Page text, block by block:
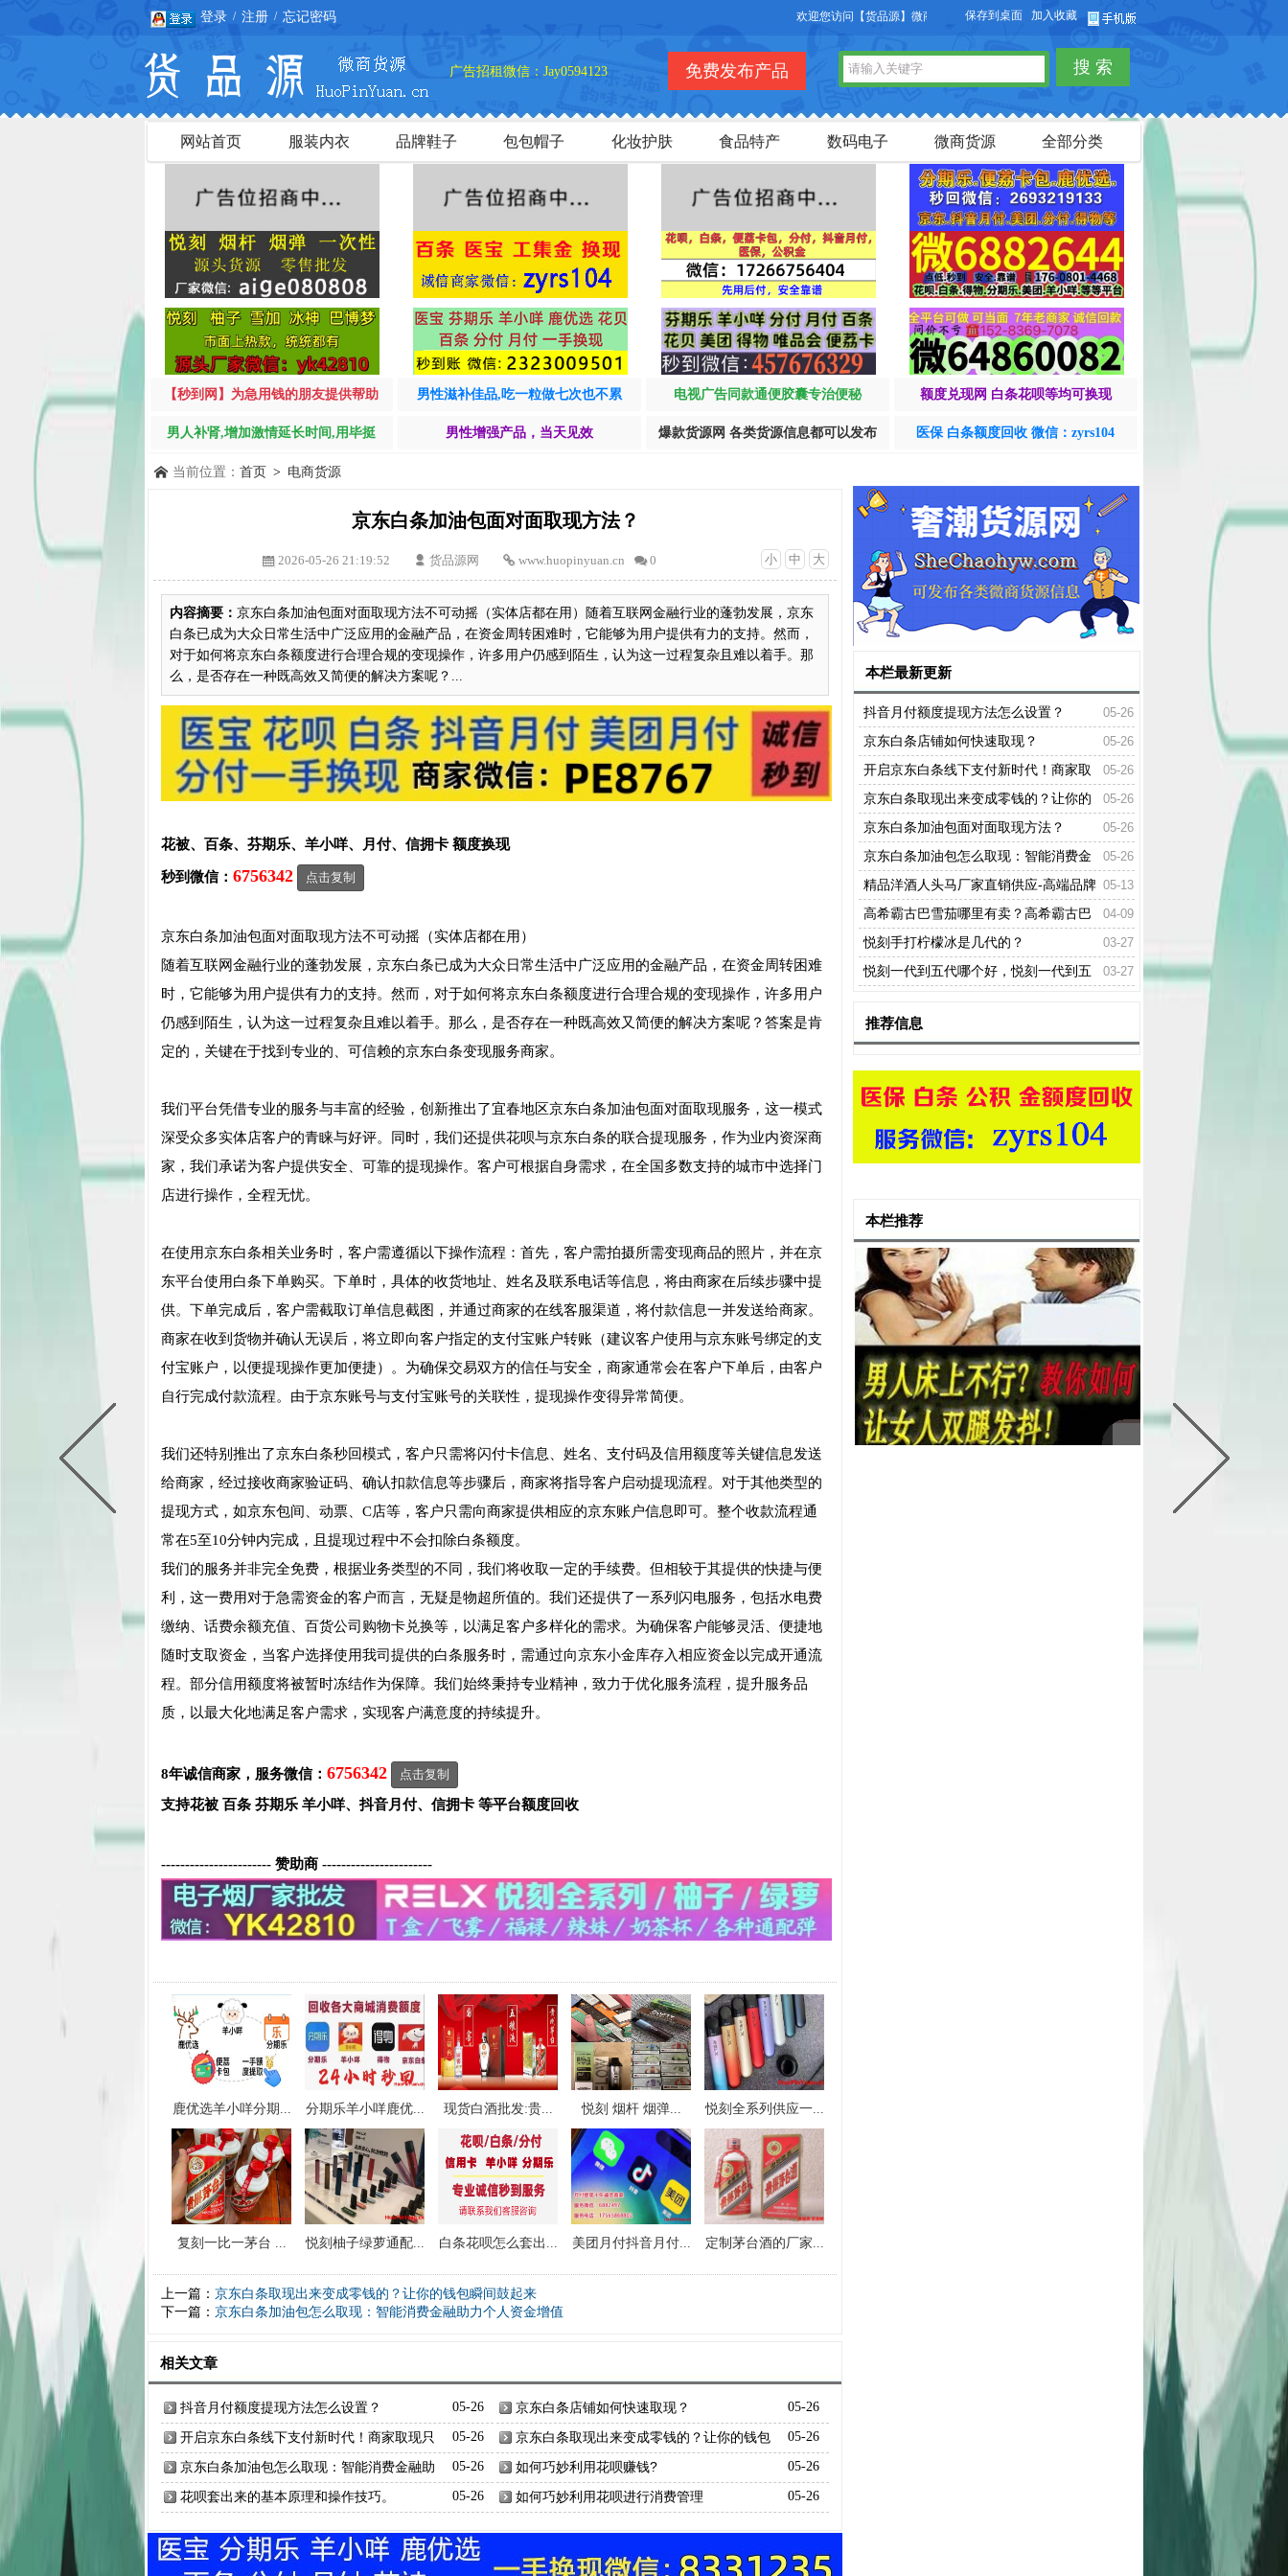
登录 / 注册 / 忘记密码 欢迎您访问【货品源】微商货源网站，本站可以免费发布微商货源信息，免费发布供求信息，也可以免
保存到桌面 加入收藏
广告招租微信：Jay0594123 搜 索
免费发布产品
网站首页 服装内衣 品牌鞋子 包包帽子 化妆护肤 食品特产 数码电子 微商货源 全部分类
【秒到网】为急用钱的朋友提供帮助 男性滋补佳品,吃一粒做七次也不累 电视广告同款通便胶囊专治便秘 额度兑现网 白条花呗等均可换现
男人补肾,增加激情延长时间,用毕挺 男性增强产品，当天见效 爆款货源网 各类货源信息都可以发布 医保 白条额度回收 微信：zyrs104
当前位置： 首页 > 电商货源
京东白条加油包面对面取现方法？
小 中 大
2026-05-26 21:19:52 货品源网 www.huopinyuan.cn 0
内容摘要： 京东白条加油包面对面取现方法不可动摇（实体店都在用）随着互联网金融行业的蓬勃发展，京东
白条已成为大众日常生活中广泛应用的金融产品，在资金周转困难时，它能够为用户提供有力的支持。然而，
对于如何将京东白条额度进行合理合规的变现操作，许多用户仍感到陌生，认为这一过程复杂且难以着手。那
么，是否存在一种既高效又简便的解决方案呢？...
花被、百条、芬期乐、羊小咩、月付、信拥卡 额度换现
秒到微信： 6756342 点击复制
京东白条加油包面对面取现方法不可动摇（实体店都在用）
随着互联网金融行业的蓬勃发展，京东白条已成为大众日常生活中广泛应用的金融产品，在资金周转困难
时，它能够为用户提供有力的支持。然而，对于如何将京东白条额度进行合理合规的变现操作，许多用户
仍感到陌生，认为这一过程复杂且难以着手。那么，是否存在一种既高效又简便的解决方案呢？答案是肯
定的，关键在于找到专业的、可信赖的京东白条变现服务商家。
我们平台凭借专业的服务与丰富的经验，创新推出了宜春地区京东白条加油包面对面取现服务，这一模式
深受众多实体店客户的青睐与好评。同时，我们还提供花呗与京东白条的联合提现服务，作为业内资深商
家，我们承诺为客户提供安全、可靠的提现操作。客户可根据自身需求，在全国多数支持的城市中选择门
店进行操作，全程无忧。
在使用京东白条相关业务时，客户需遵循以下操作流程：首先，客户需拍摄所需变现商品的照片，并在京
东平台使用白条下单购买。下单时，具体的收货地址、姓名及联系电话等信息，将由商家在后续步骤中提
供。下单完成后，客户需截取订单信息截图，并通过商家的在线客服渠道，将付款信息一并发送给商家。
商家在收到货物并确认无误后，将立即向客户指定的支付宝账户转账（建议客户使用与京东账号绑定的支
付宝账户，以便提现操作更加便捷）。为确保交易双方的信任与安全，商家通常会在客户下单后，由客户
自行完成付款流程。由于京东账号与支付宝账号的关联性，提现操作变得异常简便。
我们还特别推出了京东白条秒回模式，客户只需将闪付卡信息、姓名、支付码及信用额度等关键信息发送
给商家，经过接收商家验证码、确认扣款信息等步骤后，商家将指导客户启动提现流程。对于其他类型的
提现方式，如京东包间、动票、C店等，客户只需向商家提供相应的京东账户信息即可。整个收款流程通
常在5至10分钟内完成，且提现过程中不会扣除白条额度。
我们的服务并非完全免费，根据业务类型的不同，我们将收取一定的手续费。但相较于其提供的快捷与便
利，这一费用对于急需资金的客户而言，无疑是物超所值的。我们还提供了一系列闪电服务，包括水电费
缴纳、话费余额充值、百货公司购物卡兑换等，以满足客户多样化的需求。为确保客户能够灵活、便捷地
随时支取资金，当客户选择使用我司提供的白条服务时，需通过向京东小金库存入相应资金以完成开通流
程。部分信用额度将被暂时冻结作为保障。我们始终秉持专业精神，致力于优化服务流程，提升服务品
质，以最大化地满足客户需求，实现客户满意度的持续提升。
8年诚信商家，服务微信： 6756342 点击复制
支持花被 百条 芬期乐 羊小咩、抖音月付、信拥卡 等平台额度回收
----------------------- 赞助商 -----------------------
鹿优选羊小咩分期... 分期乐羊小咩鹿优... 现货白酒批发:贵... 悦刻 烟杆 烟弹... 悦刻全系列供应一...
复刻一比一茅台 ... 悦刻柚子绿萝通配... 白条花呗怎么套出... 美团月付抖音月付... 定制茅台酒的厂家...
上一篇： 京东白条取现出来变成零钱的？让你的钱包瞬间鼓起来
下一篇： 京东白条加油包怎么取现：智能消费金融助力个人资金增值
相关文章
05-26
抖音月付额度提现方法怎么设置？ 05-26
京东白条店铺如何快速取现？
05-26
开启京东白条线下支付新时代！商家取现只
需数分钟！
05-26
京东白条取现出来变成零钱的？让你的钱包
瞬间鼓起来
05-26
京东白条加油包怎么取现：智能消费金融助
力个人资金增值
05-26
如何巧妙利用花呗赚钱?
05-26
花呗套出来的基本原理和操作技巧。 05-26
如何巧妙利用花呗进行消费管理
本栏最新更新
05-26
抖音月付额度提现方法怎么设置？
05-26
京东白条店铺如何快速取现？
05-26
开启京东白条线下支付新时代！商家取
现只需数分钟！ 05-26
京东白条取现出来变成零钱的？让你的
钱包瞬间鼓起来 05-26
京东白条加油包面对面取现方法？
05-26
京东白条加油包怎么取现：智能消费金
融助力个人资金增值 05-13
精品洋酒人头马厂家直销供应-高端品牌
名酒 04-09
高希霸古巴雪茄哪里有卖？高希霸古巴
雪茄一手货源 03-27
悦刻手打柠檬冰是几代的？
03-27
悦刻一代到五代哪个好，悦刻一代到五
推荐信息
本栏推荐